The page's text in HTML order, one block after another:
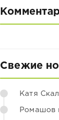
Свежие
Катя
Ромашов